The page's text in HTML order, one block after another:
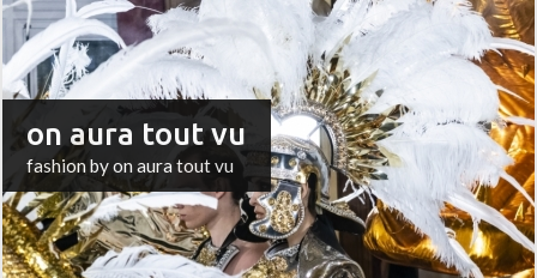
on aura tout vu
fashion by on aura tout vu